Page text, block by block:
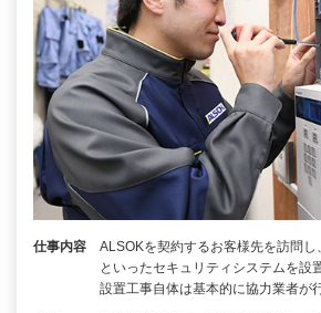
仕事内容
ALSOKを契約するお客様先を訪問
といったセキュリティシステムを設
設置工事自体は基本的に協力業者が